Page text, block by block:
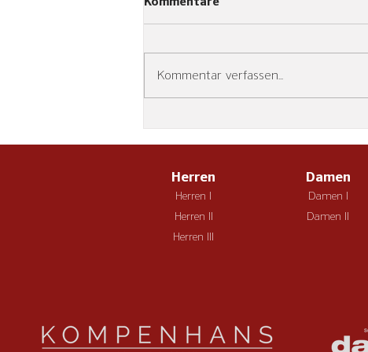
einem hart erarbeiteten 28:27
(14:12)-Heimsieg gegen den TSV
Kommentar verfassen...
Herren
Herren I
Herren II
Herren III
Damen
Damen I
Damen II